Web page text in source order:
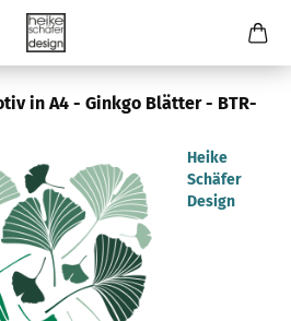
in A4 - Ginkgo Blätter - BTR-
Heike
Schäfer
Design